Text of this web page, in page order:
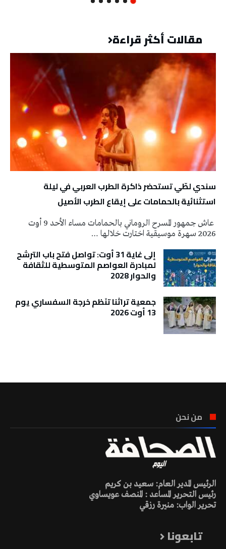
مقالات أكثر قراءة
سندي لطّي تستحضر ذاكرة الطرب العربي في ليلة
استثنائية بالحمامات على إيقاع الطرب الأصيل
عاش جمهور المسرح الروماني بالحمامات مساء الأحد 9 أوت
2026 سهرة موسيقية اختارت خلالها …
إلى غاية 31 أوت: تواصل فتح باب الترشح
لمبادرة العواصم المتوسطية للثقافة
والحوار 2028
جمعية تراثنا تنَظم خرجة السفساري يوم
13 أوت 2026
من نحن
الرئيس المدير العام: سعيد بن كريم
رئيس التحرير المساعد : المنصف عويساوي
تحرير الواب: منيرة رزقي
تابعونا